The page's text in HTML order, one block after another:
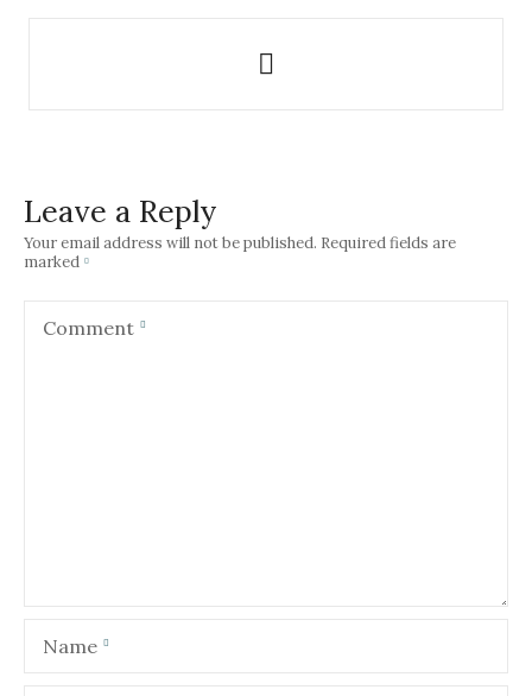
n
a
n
Leave a Reply
Your email address will not be published. Required fields are
marked
Comment
Name